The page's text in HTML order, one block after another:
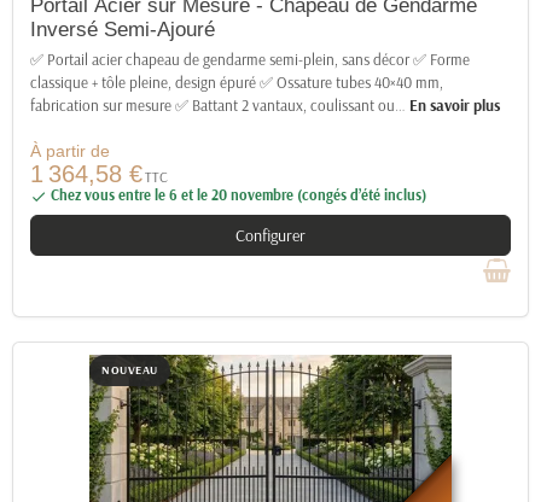
Portail Acier sur Mesure - Chapeau de Gendarme
Inversé Semi-Ajouré
✅ Portail acier chapeau de gendarme semi-plein, sans décor ✅ Forme
classique + tôle pleine, design épuré ✅ Ossature tubes 40×40 mm,
fabrication sur mesure ✅ Battant 2 vantaux, coulissant ou… En savoir plus
À partir de
1 364,58 €TTC
 Chez vous entre le 6 et le 20 novembre (congés d’été inclus)
Configurer
NOUVEAU